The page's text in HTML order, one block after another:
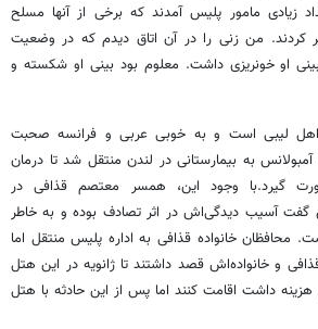
زیادی مامور پلیس آمدند که برخی از آنها مسلح
کردند. من زنی را در آن اتاق دیدم که در وضعیت
او خونریزی داشت. معلوم بود بینی او شکسته و
ساله که اهل لیبی است و به خوبی عربی و فرانسه صحبت
به بیمارستانی در لندن منتقل شد تا درمان
گیرد.با وجود این، همسر معتصم قذافی در
گفت آسیب دیدگی‌اش در اثر تصادف بوده و به خاطر
خانواده قذافی به اداره پلیس منتقل اما
و خانواده‌اش قصد داشتند تا ژانویه در این هتل
برایشان هزینه داشت اقامت کنند اما پس از این حادثه با هتل